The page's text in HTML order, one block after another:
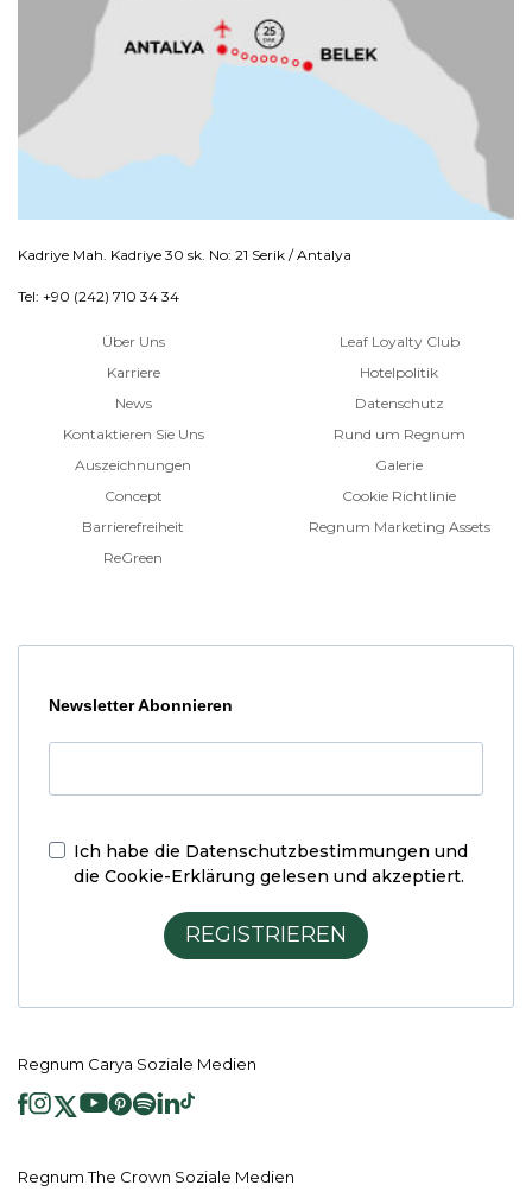
Kadriye Mah. Kadriye 30 sk. No: 21 Serik / Antalya
Tel: +90 (242) 710 34 34
Über Uns
Karriere
News
Kontaktieren Sie Uns
Auszeichnungen
Concept
Barrierefreiheit
ReGreen
Leaf Loyalty Club
Hotelpolitik
Datenschutz
Rund um Regnum
Galerie
Cookie Richtlinie
Regnum Marketing Assets
Newsletter Abonnieren
Ich habe die Datenschutzbestimmungen und
die Cookie-Erklärung gelesen und akzeptiert.
REGISTRIEREN
Regnum Carya Soziale Medien
Regnum The Crown Soziale Medien